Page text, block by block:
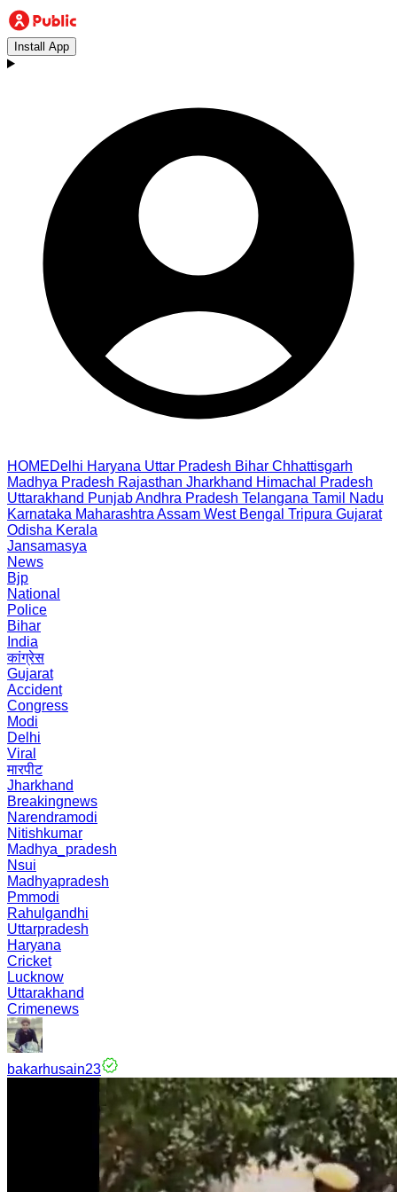
Install App
HOMEDelhi Haryana Uttar Pradesh Bihar Chhattisgarh
Madhya Pradesh Rajasthan Jharkhand Himachal Pradesh
Uttarakhand PunjabAndhra Pradesh Telangana Tamil Nadu
Karnataka Maharashtra Assam West Bengal Tripura Gujarat
Odisha Kerala
Jansamasya
News
Bjp
National
Police
Bihar
India
कांग्रेस
Gujarat
Accident
Congress
Modi
Delhi
Viral
मारपीट
Jharkhand
Breakingnews
Narendramodi
Nitishkumar
Madhya_pradesh
Nsui
Madhyapradesh
Pmmodi
Rahulgandhi
Uttarpradesh
Haryana
Cricket
Lucknow
Uttarakhand
Crimenews
bakarhusain23